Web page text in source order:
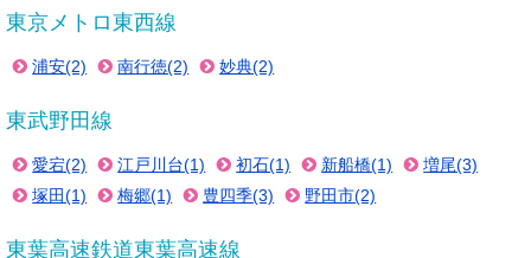
東京メトロ東西線
浦安(2) 南行徳(2) 妙典(2)
東武野田線
愛宕(2) 江戸川台(1) 初石(1) 新船橋(1)
増尾(3)
塚田(1)
梅郷(1) 豊四季(3) 野田市(2)
東葉高速鉄道東葉高速線